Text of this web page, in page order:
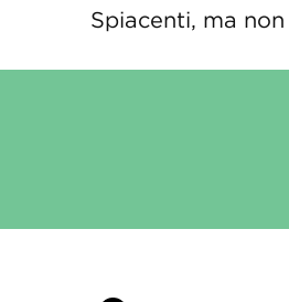
Spiacenti, ma